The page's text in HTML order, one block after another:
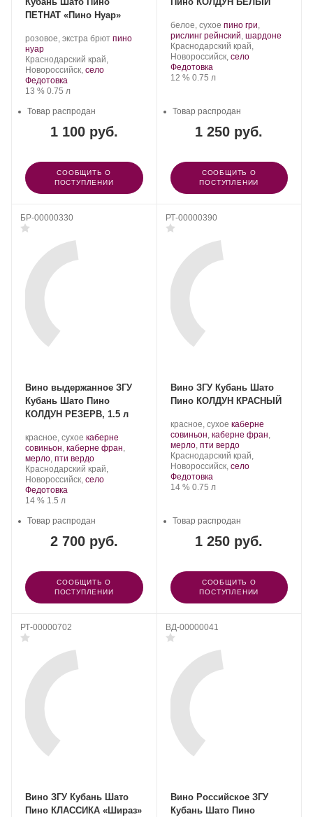
ПЕТНАТ «Пино Нуар»
Производитель:
Шато
Пино.
розовое, экстра брют .пино
нуар.
Регион:
Краснодарский край,
Новороссийск, село
Федотовка
Крепость
13 %. Объем
0.75 л
1 100 руб.
Товар распродан
СООБЩИТЬ О
ПОСТУПЛЕНИИ
Производитель:
Шато
Пино.
белое, сухое .
Сорт
винограда:
пино гри,
рислинг рейнский, шардоне.
Регион:
Краснодарский край,
Новороссийск, село
Федотовка
Крепость
12 %. Объем
0.75 л
1 250 руб.
Товар распродан
СООБЩИТЬ О
ПОСТУПЛЕНИИ
БР-00000330
Вино выдержанное ЗГУ
Кубань Шато Пино
КОЛДУН РЕЗЕРВ, 1.5 л
Производитель:
Шато
Пино.
красное, сухое .
Сорт
винограда:
каберне
совиньон, каберне фран,
мерло, пти вердо.
Регион:
Краснодарский край,
Новороссийск, село
Федотовка
Крепость
14 %. Объем
1.5 л
2 700 руб.
Товар распродан
СООБЩИТЬ О
ПОСТУПЛЕНИИ
РТ-00000390
Вино ЗГУ Кубань Шато
Пино КОЛДУН КРАСНЫЙ
Производитель:
Шато
Пино.
красное, сухое .
Сорт
винограда:
каберне
совиньон, каберне фран,
мерло, пти вердо.
Регион:
Краснодарский край,
Новороссийск, село
Федотовка
Крепость
14 %. Объем
0.75 л
1 250 руб.
Товар распродан
СООБЩИТЬ О
ПОСТУПЛЕНИИ
РТ-00000702
Вино ЗГУ Кубань Шато
Пино КЛАССИКА «Шираз»
ВД-00000041
Вино Российское ЗГУ
Кубань Шато Пино